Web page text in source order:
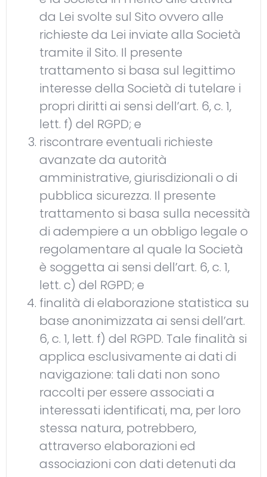
da Lei svolte sul Sito ovvero alle
richieste da Lei inviate alla Società
tramite il Sito. Il presente
trattamento si basa sul legittimo
interesse della Società di tutelare i
propri diritti ai sensi dell’art. 6, c. 1,
lett. f) del RGPD; e
riscontrare eventuali richieste
avanzate da autorità
amministrative, giurisdizionali o di
pubblica sicurezza. Il presente
trattamento si basa sulla necessità
di adempiere a un obbligo legale o
regolamentare al quale la Società
è soggetta ai sensi dell’art. 6, c. 1,
lett. c) del RGPD; e
finalità di elaborazione statistica su
base anonimizzata ai sensi dell’art.
6, c. 1, lett. f) del RGPD. Tale finalità si
applica esclusivamente ai dati di
navigazione: tali dati non sono
raccolti per essere associati a
interessati identificati, ma, per loro
stessa natura, potrebbero,
attraverso elaborazioni ed
associazioni con dati detenuti da